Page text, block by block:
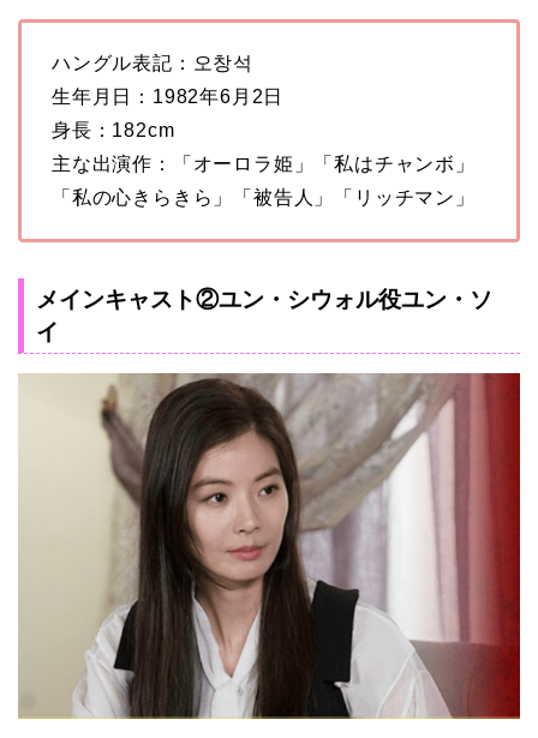
ハングル表記：오창석
生年月日：1982年6月2日
身長：182cm
主な出演作：「オーロラ姫」「私はチャンボ」
「私の心きらきら」「被告人」「リッチマン」
メインキャスト②ユン・シウォル役ユン・ソ
イ